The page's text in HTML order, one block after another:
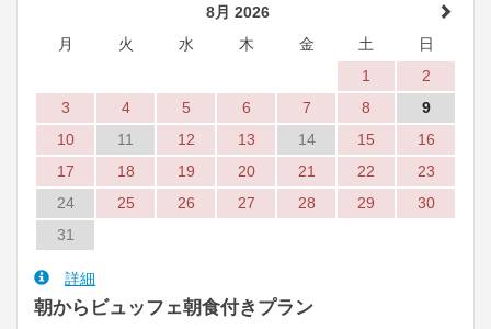
8月 2026
月
火 水 木 金 土
日
1
2
3
4 5 6 7 8
9
10
11 12 13 14 15
16
17
18 19 20 21 22
23
24
25 26 27 28 29
30
31
詳細
朝からビュッフェ朝食付きプラン